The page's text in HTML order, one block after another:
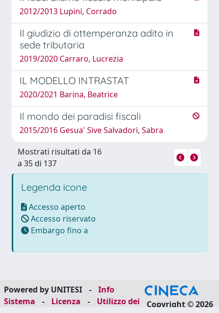
2012/2013 Lupini, Corrado
Il giudizio di ottemperanza adito in
sede tributaria
2019/2020 Carraro, Lucrezia
IL MODELLO INTRASTAT
2020/2021 Barina, Beatrice
Il mondo dei paradisi fiscali
2015/2016 Gesua' Sive Salvadori, Sabra
Mostrati risultati da 16
a 35 di 137
Legenda icone
Accesso aperto
Accesso riservato
Embargo fino a
Powered by UNITESI -
Info
Sistema
- Licenza -
Utilizzo dei
Copyright © 2026